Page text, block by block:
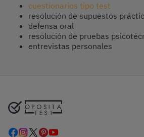
cuestionarios tipo test
resolución de supuestos
defensa oral
resolución de pruebas
entrevistas personales